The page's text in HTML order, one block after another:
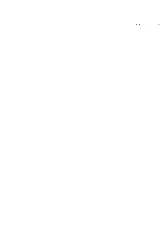
Ver tudo